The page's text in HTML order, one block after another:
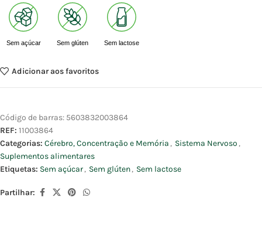
Sem açúcar Sem glúten Sem lactose
Adicionar aos favoritos
Código de barras: 5603832003864
REF: 11003864
Categorias: Cérebro, Concentração e Memória , Sistema Nervoso ,
Suplementos alimentares
Etiquetas: Sem açúcar, Sem glúten, Sem lactose
Partilhar: